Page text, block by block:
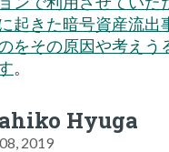
起きた暗号資産流出
をその原因や考えう
。
Hyuga
2019